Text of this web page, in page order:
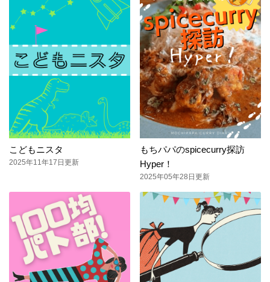
こどもニスタ
2025年11年17日更新
もちパパのspicecurry探訪
Hyper！
2025年05年28日更新